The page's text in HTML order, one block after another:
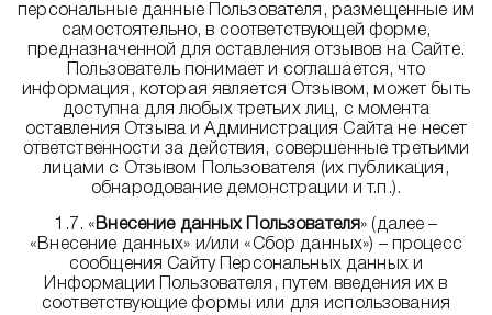
персональные данные Пользователя, размещенные им
самостоятельно, в соответствующей форме,
предназначенной для оставления отзывов на Сайте.
Пользователь понимает и соглашается, что
информация, которая является Отзывом, может быть
доступна для любых третьих лиц, с момента
оставления Отзыва и Администрация Сайта не несет
ответственности за действия, совершенные третьими
лицами с Отзывом Пользователя (их публикация,
обнародование демонстрации и т.п.).
1.7. « Внесение данных Пользователя » (далее –
«Внесение данных» и/или «Сбор данных») – процесс
сообщения Сайту Персональных данных и
Информации Пользователя, путем введения их в
соответствующие формы или для использования